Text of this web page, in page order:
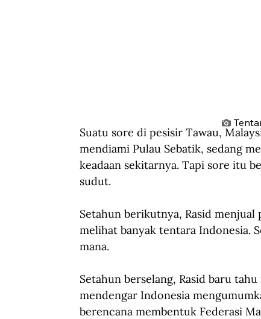
Suatu sore di pesisir Tawau,
mendiami Pulau Sebatik, sedang
keadaan sekitarnya. Tapi sore itu
sudut.
Setahun berikutnya, Rasid
melihat banyak tentara Indonesia.
mana.
Setahun berselang, Rasid baru
mendengar Indonesia
berencana membentuk Federasi